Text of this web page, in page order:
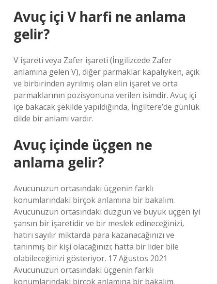
Avuç içi V harfi ne anlama
gelir?
V işareti veya Zafer işareti (İngilizcede Zafer
anlamına gelen V), diğer parmaklar kapalıyken, açık
ve birbirinden ayrılmış olan elin işaret ve orta
parmaklarının pozisyonuna verilen isimdir. Avuç içi
içe bakacak şekilde yapıldığında, İngiltere’de günlük
dilde bir anlamı vardır.
Avuç içinde üçgen ne
anlama gelir?
Avucunuzun ortasındaki üçgenin farklı
konumlarındaki birçok anlamına bir bakalım.
Avucunuzun ortasındaki düzgün ve büyük üçgen iyi
şansın bir işaretidir ve bir meslek edineceğinizi,
hatırı sayılır miktarda para kazanacağınızı ve
tanınmış bir kişi olacağınızı; hatta bir lider bile
olabileceğinizi gösteriyor. 17 Ağustos 2021
Avucunuzun ortasındaki üçgenin farklı
konumlarındaki birçok anlamına bir bakalım.